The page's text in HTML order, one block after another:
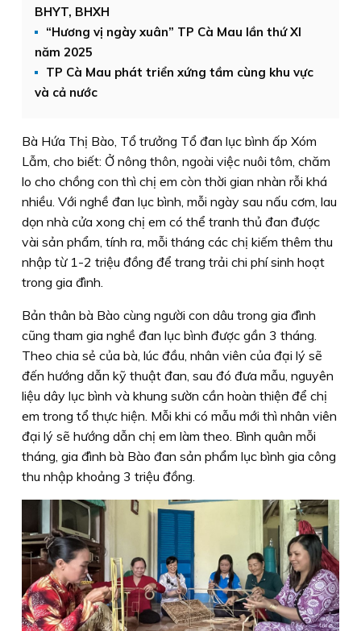
BHYT, BHXH
“Hương vị ngày xuân” TP Cà Mau lần thứ XI
năm 2025
TP Cà Mau phát triển xứng tầm cùng khu vực
và cả nước
Bà Hứa Thị Bào, Tổ trưởng Tổ đan lục bình ấp Xóm
Lẫm, cho biết: Ở nông thôn, ngoài việc nuôi tôm, chăm
lo cho chồng con thì chị em còn thời gian nhàn rỗi khá
nhiều. Với nghề đan lục bình, mỗi ngày sau nấu cơm, lau
dọn nhà cửa xong chị em có thể tranh thủ đan được
vài sản phẩm, tính ra, mỗi tháng các chị kiếm thêm thu
nhập từ 1-2 triệu đồng để trang trải chi phí sinh hoạt
trong gia đình.
Bản thân bà Bào cùng người con dâu trong gia đình
cũng tham gia nghề đan lục bình được gần 3 tháng.
Theo chia sẻ của bà, lúc đầu, nhân viên của đại lý sẽ
đến hướng dẫn kỹ thuật đan, sau đó đưa mẫu, nguyên
liệu dây lục bình và khung sườn cần hoàn thiện để chị
em trong tổ thực hiện. Mỗi khi có mẫu mới thì nhân viên
đại lý sẽ hướng dẫn chị em làm theo. Bình quân mỗi
tháng, gia đình bà Bào đan sản phẩm lục bình gia công
thu nhập khoảng 3 triệu đồng.